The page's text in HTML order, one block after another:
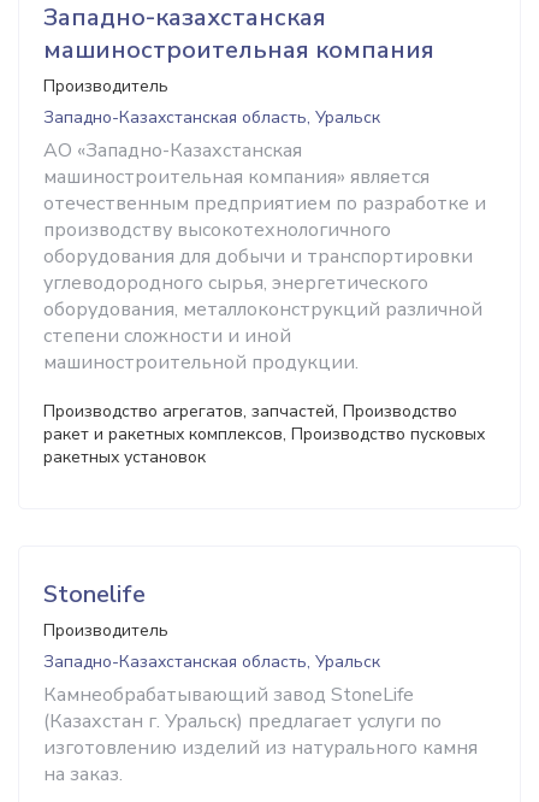
Западно-казахстанская
машиностроительная компания
Производитель
Западно-Казахстанская область, Уральск
АО «Западно-Казахстанская
машиностроительная компания» является
отечественным предприятием по разработке и
производству высокотехнологичного
оборудования для добычи и транспортировки
углеводородного сырья, энергетического
оборудования, металлоконструкций различной
степени сложности и иной
машиностроительной продукции.
Производство агрегатов, запчастей, Производство
ракет и ракетных комплексов, Производство пусковых
ракетных установок
Stonelife
Производитель
Западно-Казахстанская область, Уральск
Камнеобрабатывающий завод StoneLife
(Казахстан г. Уральск) предлагает услуги по
изготовлению изделий из натурального камня
на заказ.